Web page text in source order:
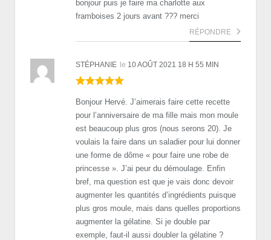
bonjour puis je faire ma charlotte aux
framboises 2 jours avant ??? merci
RÉPONDRE
STÉPHANIE le 10 AOÛT 2021 18 H 55 MIN
Bonjour Hervé. J’aimerais faire cette recette
pour l’anniversaire de ma fille mais mon moule
est beaucoup plus gros (nous serons 20). Je
voulais la faire dans un saladier pour lui donner
une forme de dôme « pour faire une robe de
princesse ». J’ai peur du démoulage. Enfin
bref, ma question est que je vais donc devoir
augmenter les quantités d’ingrédients puisque
plus gros moule, mais dans quelles proportions
augmenter la gélatine. Si je double par
exemple, faut-il aussi doubler la gélatine ?